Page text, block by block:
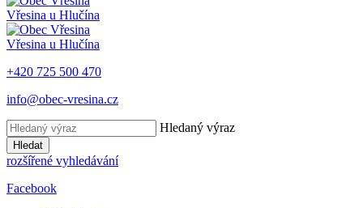
Vřesina u Hlučína
Vřesina u Hlučína
+420 725 500 470
info@obec-vresina.cz
Hledaný výraz
Hledat
rozšířené vyhledávání
Facebook